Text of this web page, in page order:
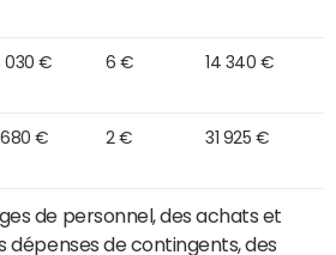
030 € 6 € 14 340 €
1 680 € 2 € 31 925 €
de personnel, des achats et
dépenses de contingents, des